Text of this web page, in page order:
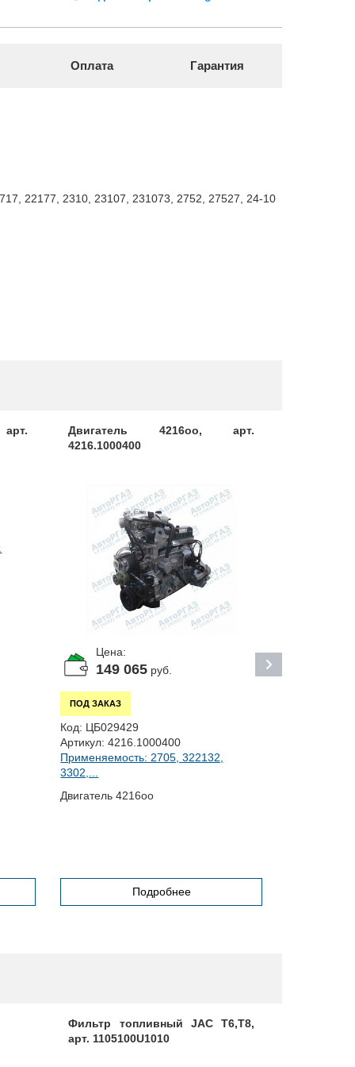
Оплата Гарантия
22177, 2310, 23107, 231073, 2752, 27527, 24-10
Двигатель 4216оо, арт.
4216.1000400
Цена:
149 065 руб.
ПОД ЗАКАЗ
Код: ЦБ029429
Артикул: 4216.1000400
Применяемость: 2705, 322132,
3302,...
Двигатель 4216оо
Подробнее
Фильтр топливный JAC T6,T8,
арт. 1105100U1010